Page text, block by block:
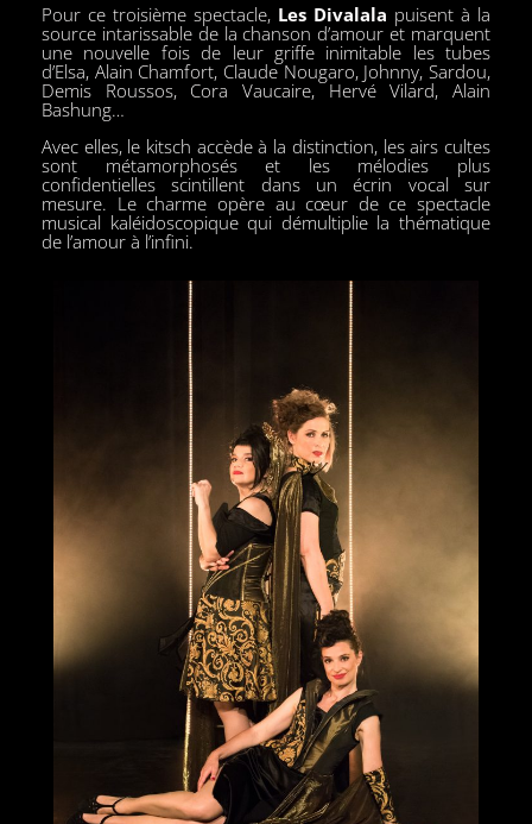
Pour ce troisième spectacle, Les Divalala puisent à la
source intarissable de la chanson d’amour et marquent
une nouvelle fois de leur griffe inimitable les tubes
d’Elsa, Alain Chamfort, Claude Nougaro, Johnny, Sardou,
Demis Roussos, Cora Vaucaire, Hervé Vilard, Alain
Bashung…
Avec elles, le kitsch accède à la distinction, les airs cultes
sont métamorphosés et les mélodies plus
confidentielles scintillent dans un écrin vocal sur
mesure. Le charme opère au cœur de ce spectacle
musical kaléidoscopique qui démultiplie la thématique
de l’amour à l’infini.